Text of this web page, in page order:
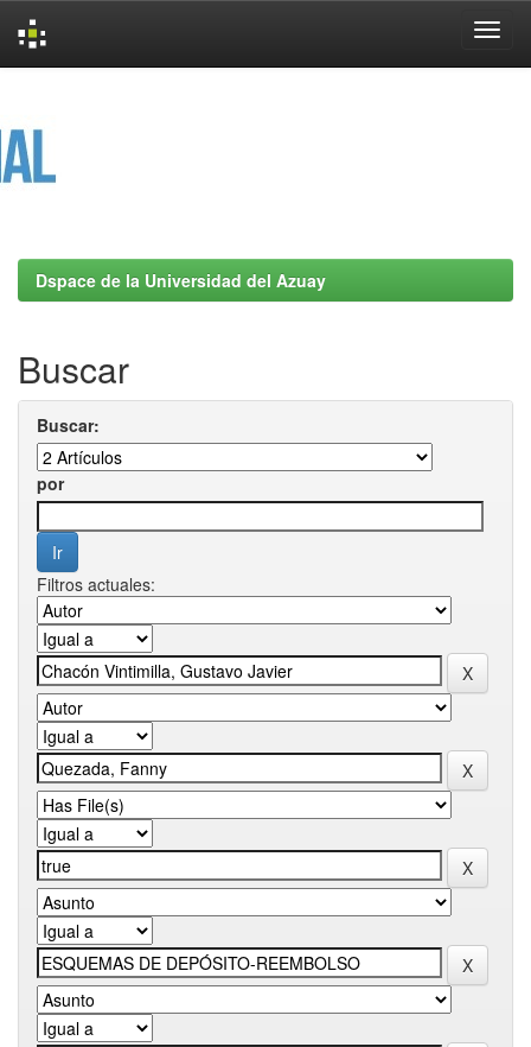
Dspace de la Universidad del Azuay
Buscar
Buscar:
por
Filtros actuales: